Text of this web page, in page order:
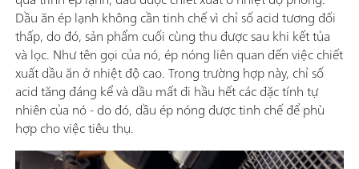
Dầu ăn ép lạnh không cần tinh chế vì chỉ số acid tương đối
thấp, do đó, sản phẩm cuối cùng thu được sau khi kết tủa
và lọc. Như tên gọi của nó, ép nóng liên quan đến việc chiết
xuất dầu ăn ở nhiệt độ cao. Trong trường hợp này, chỉ số
acid tăng đáng kể và dầu mất đi hầu hết các đặc tính tự
nhiên của nó - do đó, dầu ép nóng được tinh chế để phù
hợp cho việc tiêu thụ.